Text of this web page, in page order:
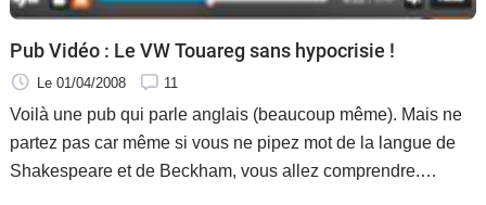
Pub Vidéo : Le VW Touareg sans hypocrisie !
Le 01/04/2008 11
Voilà une pub qui parle anglais (beaucoup même). Mais ne
partez pas car même si vous ne pipez mot de la langue de
Shakespeare et de Beckham, vous allez comprendre.